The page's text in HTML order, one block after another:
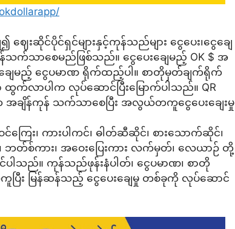
းဆိုင်ပိုင်ရှင်များနှင့်ကုန်သည်များ ငွေပေး၊ငွေချေ
က်သာစေမည်ဖြစ်သည်။ ငွေပေးချေမည့် OK $ အ
ျေမည့် ငွေပမာဏ ရိုက်ထည့်ပါ။ စာတိုမှတ်ချက်ရိုက်
ထွက်လာပါက လုပ်ဆောင်ပြီးမြောက်ပါသည်။ QR
က အချိန်ကုန် သက်သာစေပြီး အလွယ်တကူငွေပေးချေးမှု
ကြေး၊ ကားပါကင်၊ ဓါတ်ဆီဆိုင်၊ စားသောက်ဆိုင်၊
ဘတ်စ်ကား၊ အဝေးပြေးကား လက်မှတ်၊ လေယာဉ် တို့
င်ပါသည်။ ကုန်သည်ဖုန်းနံပါတ်၊ ငွေပမာဏ၊ စာတို
ြီး မြန်ဆန်သည့် ငွေပေးချေမှု တစ်ခုကို လုပ်ဆောင်